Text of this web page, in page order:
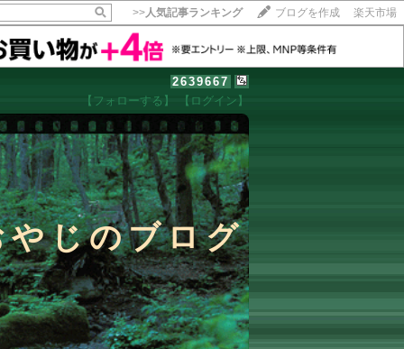
>>人気記事ランキング ブログを作成 楽天市場
2639667
【フォローする】
【ログイン】
やじのブログ
10秒滞在
いいね!